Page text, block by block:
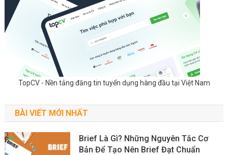
TopCV - Nền tảng đăng tin tuyển dụng hàng đầu tại Việt Nam
BÀI VIẾT MỚI NHẤT
Brief Là Gì? Những Nguyên Tắc Cơ
Bản Để Tạo Nên Brief Đạt Chuẩn